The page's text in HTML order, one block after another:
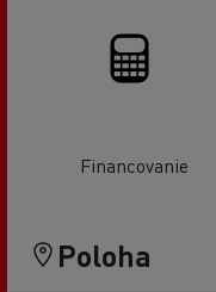
Financovanie
Poloha